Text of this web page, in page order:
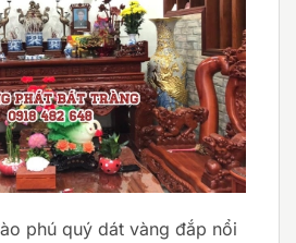
phú quý dát vàng đắp nổi